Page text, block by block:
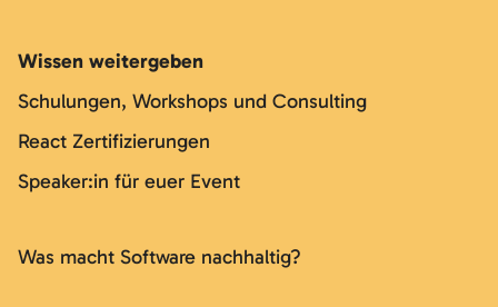
Wissen weitergeben
Schulungen, Workshops und Consulting
React Zertifizierungen
Speaker:in für euer Event
Was macht Software nachhaltig?